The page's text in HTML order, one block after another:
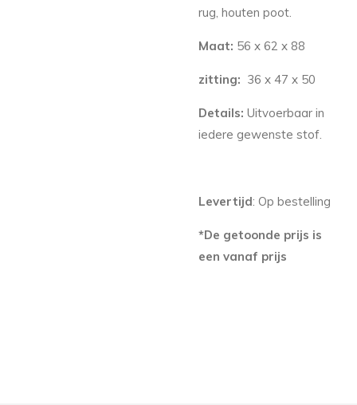
rug, houten poot.
Maat: 56 x 62 x 88
zitting: 36 x 47 x 50
Details: Uitvoerbaar in
iedere gewenste stof.
Levertijd: Op bestelling
*De getoonde prijs is
een vanaf prijs